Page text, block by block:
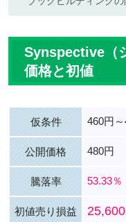
Synspective（
価格と初値
仮条件 460円
公開価格 480円
騰落率 53.33％
初値売り損益